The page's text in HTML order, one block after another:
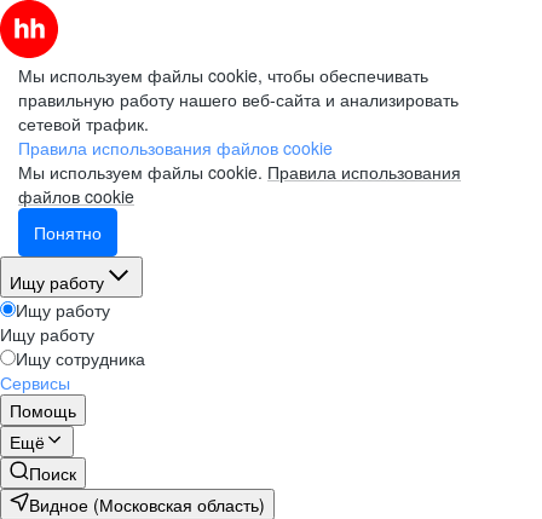
Мы используем файлы cookie, чтобы обеспечивать
правильную работу нашего веб-сайта и анализировать
сетевой трафик.
Правила использования файлов cookie
Мы используем файлы cookie. Правила использования
файлов cookie
Понятно
Ищу работу
Ищу работу
Ищу работу
Ищу сотрудника
Сервисы
Помощь
Ещё
Поиск
Видное (Московская область)